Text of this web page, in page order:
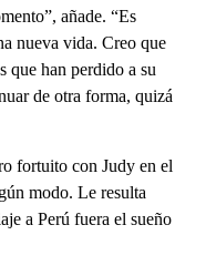
añade. “Es
nueva vida. Creo que
que han perdido a su
de otra forma, quizá
fortuito con Judy en el
modo. Le resulta
a Perú fuera el sueño